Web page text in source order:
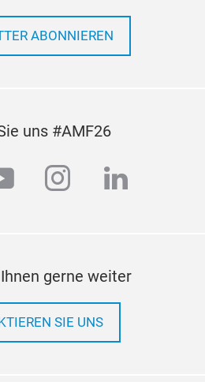
ABONNIEREN
uns #AMF26
instagram
linkedin
gerne weiter
SIE UNS